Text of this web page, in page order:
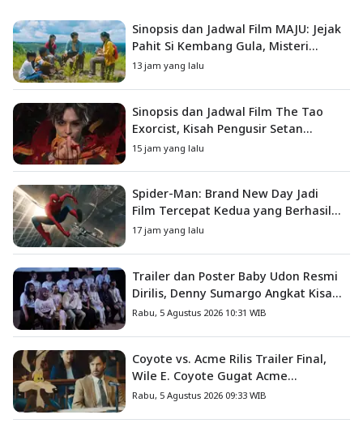
Sinopsis dan Jadwal Film MAJU: Jejak
Pahit Si Kembang Gula, Misteri
Hilangnya Bagas di Lokasi Jambore
13 jam yang lalu
Sinopsis dan Jadwal Film The Tao
Exorcist, Kisah Pengusir Setan
Melawan Kutukan Mematikan
15 jam yang lalu
Spider-Man: Brand New Day Jadi
Film Tercepat Kedua yang Berhasil
Tembus US$1 Miliar
17 jam yang lalu
Trailer dan Poster Baby Udon Resmi
Dirilis, Denny Sumargo Angkat Kisah
Nyata Fanny Kondoh
Rabu, 5 Agustus 2026 10:31 WIB
Coyote vs. Acme Rilis Trailer Final,
Wile E. Coyote Gugat Acme
Corporation ke Pengadilan
Rabu, 5 Agustus 2026 09:33 WIB